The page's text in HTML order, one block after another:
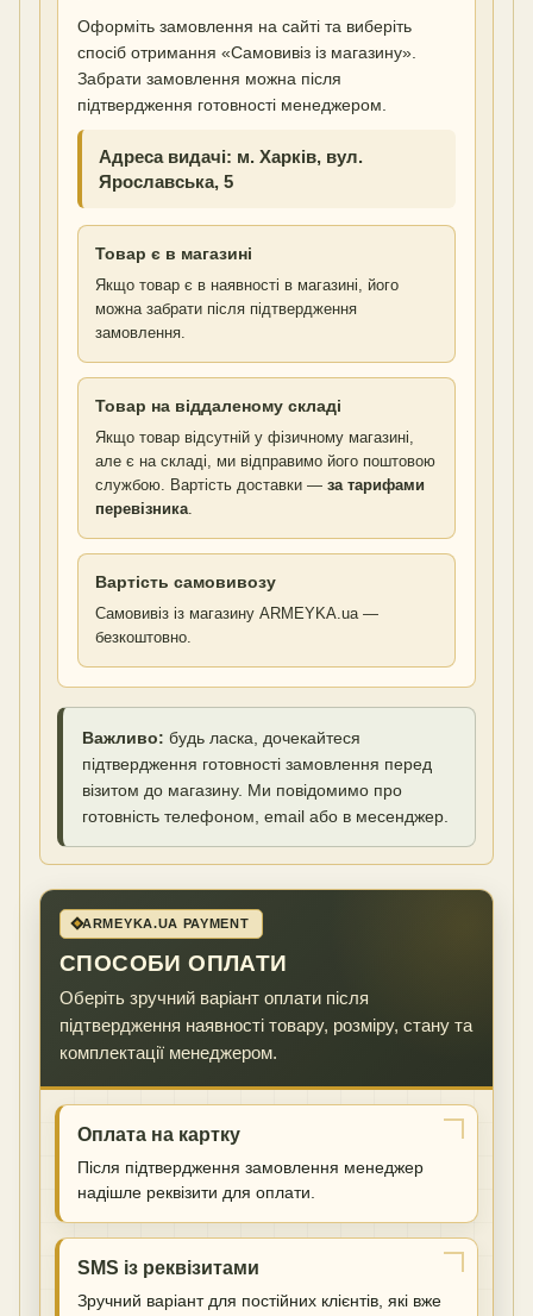
Оформіть замовлення на сайті та виберіть
спосіб отримання «Самовивіз із магазину».
Забрати замовлення можна після
підтвердження готовності менеджером.
Адреса видачі: м. Харків, вул.
Ярославська, 5
Товар є в магазині
Якщо товар є в наявності в магазині, його
можна забрати після підтвердження
замовлення.
Товар на віддаленому складі
Якщо товар відсутній у фізичному магазині,
але є на складі, ми відправимо його поштовою
службою. Вартість доставки — за тарифами
перевізника
Вартість самовивозу
Самовивіз із магазину ARMEYKA.ua —
безкоштовно.
Важливо: будь ласка, дочекайтеся
підтвердження готовності замовлення перед
візитом до магазину. Ми повідомимо про
готовність телефоном, email або в месенджер.
ARMEYKA.UA PAYMENT
СПОСОБИ ОПЛАТИ
Оберіть зручний варіант оплати після
підтвердження наявності товару, розміру, стану та
комплектації менеджером.
Оплата на картку
Після підтвердження замовлення менеджер
надішле реквізити для оплати.
SMS із реквізитами
Зручний варіант для постійних клієнтів, які вже